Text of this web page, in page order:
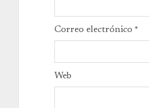
Correo electrónico *
Web